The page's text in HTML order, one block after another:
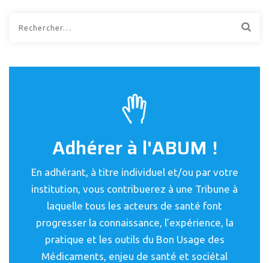
Adhérer à l'ABUM !
En adhérant, à titre individuel et/ou par votre
institution, vous contribuerez à une Tribune à
laquelle tous les acteurs de santé font
progresser la connaissance, l’expérience, la
pratique et les outils du Bon Usage des
Médicaments, enjeu de santé et sociétal